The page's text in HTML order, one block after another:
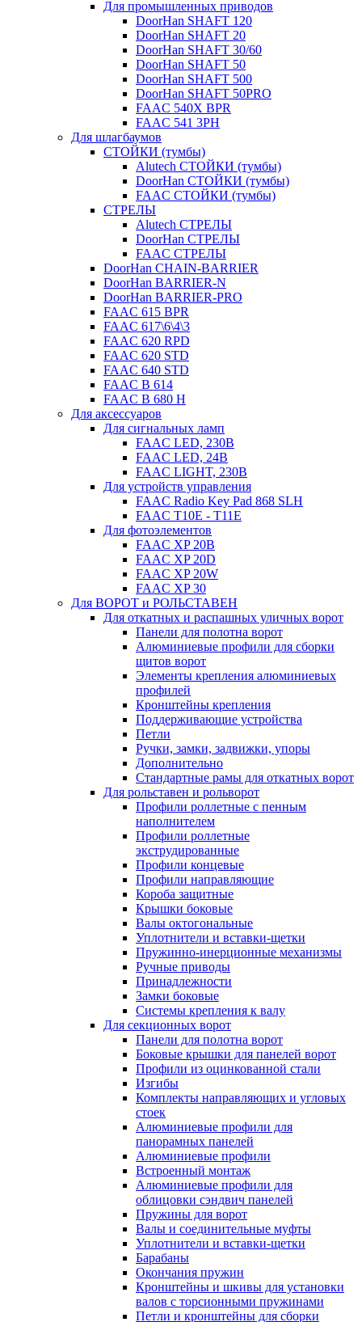
Для промышленных приводов
DoorHan SHAFT 120
DoorHan SHAFT 20
DoorHan SHAFT 30/60
DoorHan SHAFT 50
DoorHan SHAFT 500
DoorHan SHAFT 50PRO
FAAC 540X BPR
FAAC 541 3PH
Для шлагбаумов
СТОЙКИ (тумбы)
Alutech СТОЙКИ (тумбы)
DoorHan СТОЙКИ (тумбы)
FAAC СТОЙКИ (тумбы)
СТРЕЛЫ
Alutech СТРЕЛЫ
DoorHan СТРЕЛЫ
FAAC СТРЕЛЫ
DoorHan CHAIN-BARRIER
DoorHan BARRIER-N
DoorHan BARRIER-PRO
FAAC 615 BPR
FAAC 617\6\4\3
FAAC 620 RPD
FAAC 620 STD
FAAC 640 STD
FAAC B 614
FAAC B 680 H
Для аксессуаров
Для сигнальных ламп
FAAC LED, 230B
FAAC LED, 24B
FAAC LIGHT, 230B
Для устройств управления
FAAC Radio Key Pad 868 SLH
FAAC T10E - T11E
Для фотоэлементов
FAAC XP 20B
FAAC XP 20D
FAAC XP 20W
FAAC XP 30
Для ВОРОТ и РОЛЬСТАВЕН
Для откатных и распашных уличных ворот
Панели для полотна ворот
Алюминиевые профили для сборки
щитов ворот
Элементы крепления алюминиевых
профилей
Кронштейны крепления
Поддерживающие устройства
Петли
Ручки, замки, задвижки, упоры
Дополнительно
Стандартные рамы для откатных ворот
Для рольставен и рольворот
Профили роллетные с пенным
наполнителем
Профили роллетные
экструдированные
Профили концевые
Профили направляющие
Короба защитные
Крышки боковые
Валы октогональные
Уплотнители и вставки-щетки
Пружинно-инерционные механизмы
Ручные приводы
Принадлежности
Замки боковые
Системы крепления к валу
Для секционных ворот
Панели для полотна ворот
Боковые крышки для панелей ворот
Профили из оцинкованной стали
Изгибы
Комплекты направляющих и угловых
стоек
Алюминиевые профили для
панорамных панелей
Алюминиевые профили
Встроенный монтаж
Алюминиевые профили для
облицовки сэндвич панелей
Пружины для ворот
Валы и соединительные муфты
Уплотнители и вставки-щетки
Барабаны
Окончания пружин
Кронштейны и шкивы для установки
валов с торсионными пружинами
Петли и кронштейны для сборки